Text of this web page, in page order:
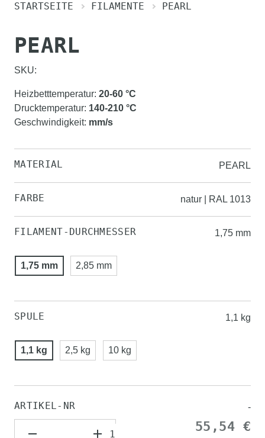
STARTSEITE FILAMENTE PEARL
PEARL
SKU:
Heizbetttemperatur: 20-60 °C
Drucktemperatur: 140-210 °C
Geschwindigkeit: mm/s
MATERIAL PEARL
FARBE natur | RAL 1013
FILAMENT-DURCHMESSER 1,75 mm
1,75 mm 2,85 mm
SPULE 1,1 kg
1,1 kg 2,5 kg 10 kg
ARTIKEL-NR -
55,54 €